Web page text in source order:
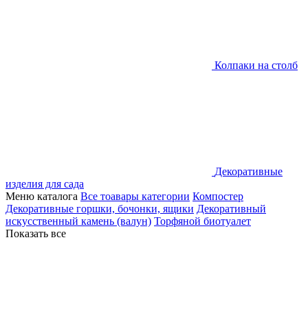
Колпаки на столб
Декоративные
изделия для сада
Меню каталога Все тоавары категории Компостер
Декоративные горшки, бочонки, ящики Декоративный
искусственный камень (валун) Торфяной биотуалет
Показать все